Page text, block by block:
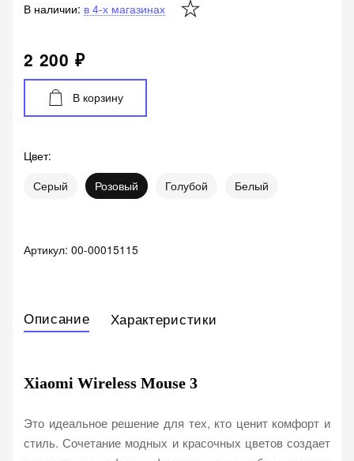
В наличии: в 4-х магазинах
2 200 ₽
В корзину
Цвет:
Серый
Розовый Голубой Белый
Артикул: 00-00015115
Описание Характеристики
Xiaomi Wireless Mouse 3
Это идеальное решение для тех, кто ценит комфорт и
стиль. Сочетание модных и красочных цветов создает